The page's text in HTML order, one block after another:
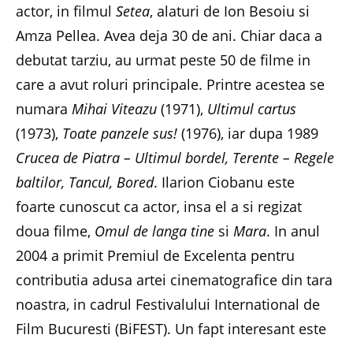
actor, in filmul Setea, alaturi de Ion Besoiu si
Amza Pellea. Avea deja 30 de ani. Chiar daca a
debutat tarziu, au urmat peste 50 de filme in
care a avut roluri principale. Printre acestea se
numara Mihai Viteazu (1971), Ultimul cartus
(1973), Toate panzele sus! (1976), iar dupa 1989
Crucea de Piatra – Ultimul bordel, Terente – Regele
baltilor, Tancul, Bored. Ilarion Ciobanu este
foarte cunoscut ca actor, insa el a si regizat
doua filme, Omul de langa tine si Mara. In anul
2004 a primit Premiul de Excelenta pentru
contributia adusa artei cinematografice din tara
noastra, in cadrul Festivalului International de
Film Bucuresti (BiFEST). Un fapt interesant este